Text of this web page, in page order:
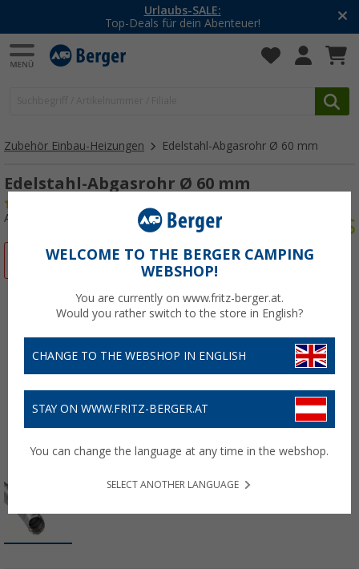
Urlaubs-SALE:
Top-Deals für dein Abenteuer!
Zubehör Einbau-Heizungen Edelstahl-Abgasrohr Ø 60 mm
Edelstahl-Abgasrohr Ø 60 mm
Art.-Nr.: 113320
WELCOME TO THE BERGER CAMPING
WEBSHOP!
You are currently on www.fritz-berger.at.
Would you rather switch to the store in English?
CHANGE TO THE WEBSHOP IN ENGLISH
STAY ON WWW.FRITZ-BERGER.AT
You can change the language at any time in the webshop.
SELECT ANOTHER LANGUAGE